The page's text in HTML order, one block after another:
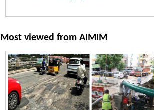
Most viewed from AIMIM